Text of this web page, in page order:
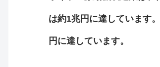
は約1兆円に達しています
円に達しています。